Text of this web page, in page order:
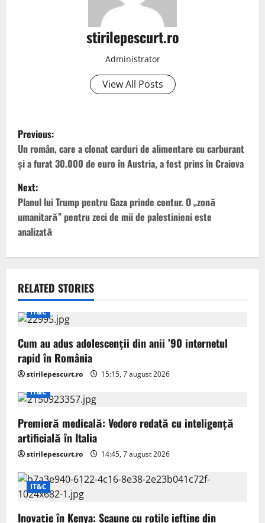
stirilepescurt.ro
Administrator
View All Posts
P
o
s
t
n
a
v
i
g
a
t
i
o
n
Previous:
Un român, care a clonat carduri de alimentare cu carburant
și a furat 30.000 de euro în Austria, a fost prins în Craiova
Next:
Planul lui Trump pentru Gaza prinde contur. O „zonă
umanitară” pentru zeci de mii de palestinieni este
analizată
RELATED STORIES
IT&C
Cum au adus adolescenții din anii ’90 internetul
rapid în România
stirilepescurt.ro
15:15, 7 august 2026
IT&C
Premieră medicală: Vedere redată cu inteligență
artificială în Italia
stirilepescurt.ro 14:45, 7 august 2026
IT&C
Inovație în Kenya: Scaune cu rotile ieftine din